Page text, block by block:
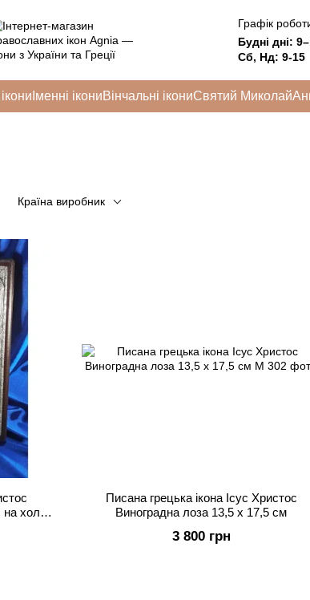
Графік
Будні дні:
Сб, Нд: 9-15
Іменні ікониВінчальні ікониСвятий Миколай
Країна виробник
холсті,
Писана грецька ікона Ісус Христос
Виноградна лоза 13,5 x 17,5 см
3 800 грн